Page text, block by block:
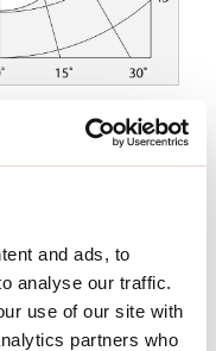
and ads, to
analyse our traffic.
use of our site with
partners who